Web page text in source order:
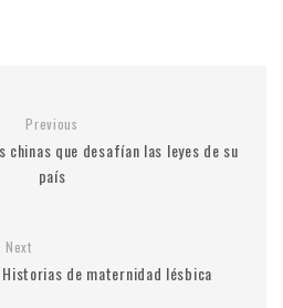
Previous
chinas que desafían las leyes de su
país
Next
Historias de maternidad lésbica